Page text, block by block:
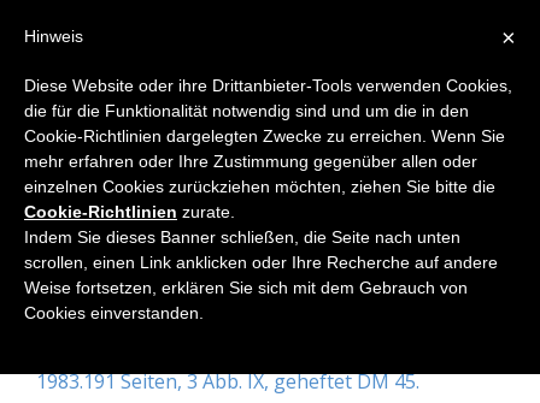
Home
d’Espagnat, Bernard: Auf der
Suche nach dem Wirklichen. Aus
der Sicht eines Physikers.
1983.191 Seiten, 3 Abb. IX, geheftet DM 45.
×
Hinweis
Diese Website oder ihre Drittanbieter-Tools verwenden Cookies,
die für die Funktionalität notwendig sind und um die in den
Cookie-Richtlinien dargelegten Zwecke zu erreichen. Wenn Sie
mehr erfahren oder Ihre Zustimmung gegenüber allen oder
einzelnen Cookies zurückziehen möchten, ziehen Sie bitte die
Cookie-Richtlinien zurate.
Indem Sie dieses Banner schließen, die Seite nach unten
scrollen, einen Link anklicken oder Ihre Recherche auf andere
Weise fortsetzen, erklären Sie sich mit dem Gebrauch von
Cookies einverstanden.